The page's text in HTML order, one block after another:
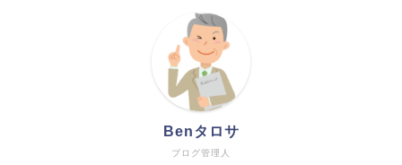
ブログ管理人
Benタロサ